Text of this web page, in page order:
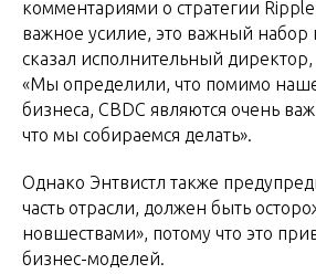
комментариями о стратегии Ripple
важное усилие, это важный набор
сказал исполнительный
«Мы определили, что помимо
бизнеса, CBDC являются очень
что мы собираемся делать».
Однако Энтвистл также
часть отрасли, должен быть
новшествами», потому что это
бизнес-моделей.